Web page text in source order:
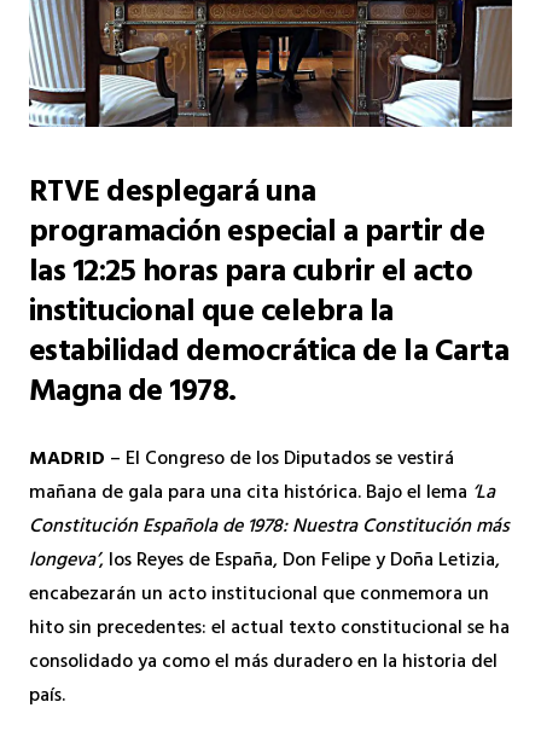
RTVE desplegará una
programación especial a partir de
las 12:25 horas para cubrir el acto
institucional que celebra la
estabilidad democrática de la Carta
Magna de 1978.
MADRID – El Congreso de los Diputados se vestirá
mañana de gala para una cita histórica. Bajo el lema ‘La
Constitución Española de 1978: Nuestra Constitución más
longeva’, los Reyes de España, Don Felipe y Doña Letizia,
encabezarán un acto institucional que conmemora un
hito sin precedentes: el actual texto constitucional se ha
consolidado ya como el más duradero en la historia del
país.